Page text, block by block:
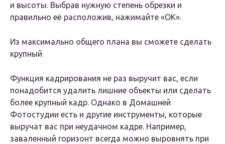
и высоты. Выбрав нужную степень обрезки и
правильно её расположив, нажимайте «ОК».
Из максимально общего плана вы сможете сделать
крупный
Функция кадрирования не раз выручит вас, если
понадобится удалить лишние объекты или сделать
более крупный кадр. Однако в Домашней
Фотостудии есть и другие инструменты, которые
выручат вас при неудачном кадре. Например,
заваленный горизонт всегда можно выровнять при